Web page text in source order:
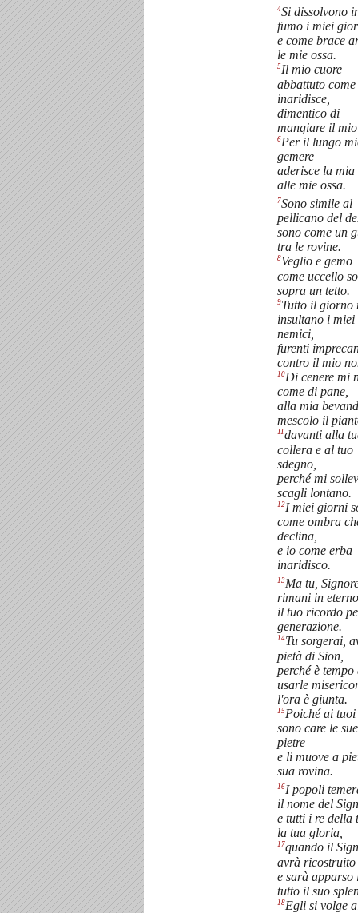
4Si dissolvono
fumo i miei
e come brace
le mie ossa.
5Il mio cuore
abbattuto
inaridisce,
dimentico di
mangiare il
6Per il lungo
gemere
aderisce la mia
alle mie ossa.
7Sono simile al
pellicano del
sono come un
tra le rovine.
8Veglio e gemo
come uccello
sopra un tetto.
9Tutto il giorno
insultano i miei
nemici,
furenti
contro il mio
10Di cenere mi
come di pane,
alla mia
mescolo il
11davanti alla
collera e al tuo
sdegno,
perché mi
scagli lontano.
12I miei giorni
come ombra
declina,
e io come erba
inaridisco.
13Ma tu,
rimani in
il tuo ricordo
generazione.
14Tu sorgerai,
pietà di Sion,
perché è tempo
usarle
l'ora è giunta.
15Poiché ai tuoi
sono care le sue
pietre
e li muove a
sua rovina.
16I popoli
il nome del
e tutti i re della
la tua gloria,
17quando il
avrà ricostruito
e sarà apparso
tutto il suo
18Egli si volge